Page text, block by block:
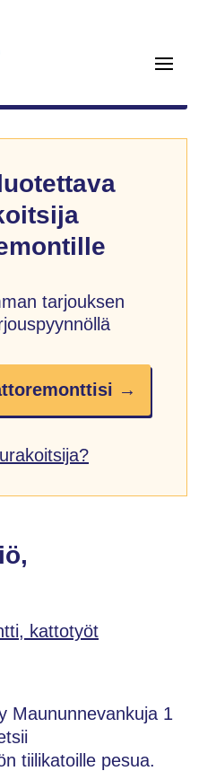
tarjouksen
→
kattotyöt
Maununnevankuja 1
tiilikatoille pesua.